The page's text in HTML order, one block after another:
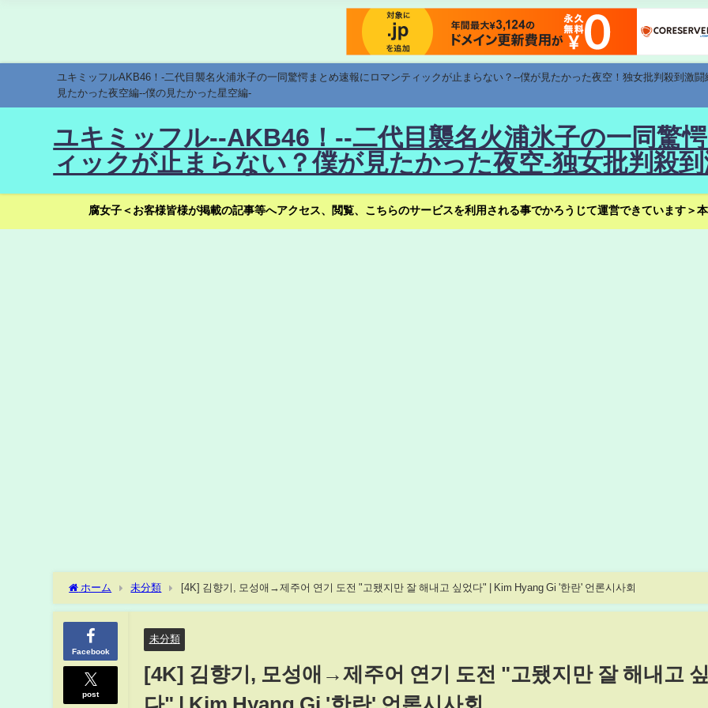
ユキミッフルAKB46！-二代目襲名火浦氷子の一同驚愕まとめ速報にロマンティックが止まらない？--僕が見たかった夜空！独女批判殺到激
見たかった夜空編--僕の見たかった星空編-
ユキミッフル--AKB46！--二代目襲名火浦氷子の一同驚
ィックが止まらない？僕が見たかった夜空-独女批判殺
腐女子＜お客様皆様が掲載の記事等へアクセス、閲覧、こちらのサービスを利用される事でかろうじて運営できています＞
ホーム 未分類 [4K] 김향기, 모성애→제주어 연기 도전 "고됐지만 잘 해내고 싶었다" | Kim Hyang Gi '한란' 언론시사회
Facebook
post
未分類
[4K] 김향기, 모성애→제주어 연기 도전 "고됐지만 잘 해내고